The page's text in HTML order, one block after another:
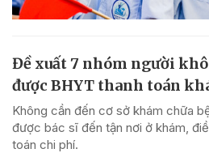
Đề xuất 7 nhóm người
được BHYT thanh toán
Không cần đến cơ sở khám chữa
được bác sĩ đến tận nơi ở khám,
toán chi phí.